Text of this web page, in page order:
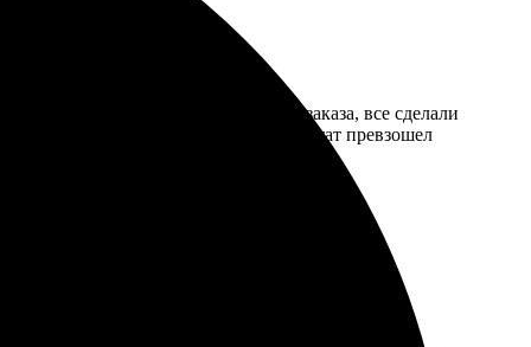
Понравилась скорость обработки заказа, все сделали
все интуитивно понятно. Результат превзошел